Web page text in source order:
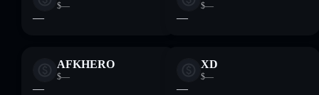
$—
—
$—
—
AFKHERO
$—
—
XD
$—
—